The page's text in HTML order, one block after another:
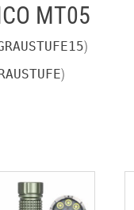
MT05
)
)